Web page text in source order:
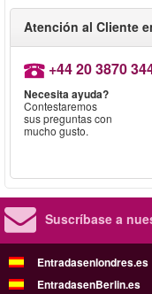
Atención al Cliente
+44 20 3870
Necesita ayuda?
Contestaremos
sus preguntas con
mucho gusto.
Suscríbase a
Entradasenlondres.es
EntradasenBerlin.es